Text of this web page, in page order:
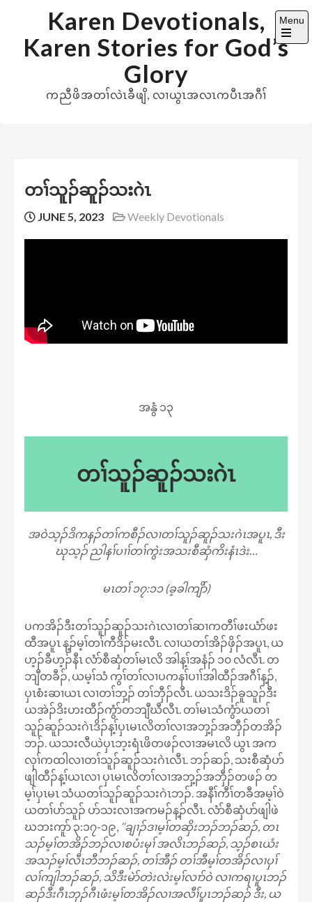
content
Karen Devotionals,
Karen Stories for God’s
Glory
ကညီဖိအတၢ်လဲၤခီဖျိ, လၢယွၤအလၤကပီၤအဂီၢ်
Menu
Open
the
တၢ်သူၣ်ဆူၣ်သးဂဲၤ
JUNE 5, 2023 Weekly Devotionals
အနွံ ၁၃
တၢ်သူၣ်ဆူၣ်သးဂဲၤ
အဝဲသ့ၣ်ဒိကနၣ်တၢ်ကစီၣ်လၢတၢ်သူၣ်ဆူၣ်သးဂဲၤအပူၤ, ဒီး
ဃုသ့ၣ် ညါနၢ်ပၢၢ်တၢ်ကွဲးအသးစီဆှံကိးနံၤဒဲး…
မၤတၢ် ၁၇:၁၁ (ခ့ခါကျိာ်)
ပကအိၣ်ဒီးတၢ်သူၣ်ဆူၣ်သးဂဲၤလၢတၢ်ဆၢကတီၢ်ဖးယံာ်ဖး
ထီအပူၤ န့ၣ်မ့ၢ်တၢ်ကီဒိၣ်မးလီၤ. လၢယတၢ်အိၣ်ဖှိၣ်အပူၤ, ယ
ဟ့ၣ်ခီဟ့ၣ်နီၤ လံာ်စီဆှံတၢ်မၤလိ အါန့ၢ်အနံၣ် ၁၀ လံလီၤ. တ
ဘျီတခီၣ်, ယမ့ၢ်သံ ကွၢ်တၢ်လၢပကနၢ်ပၢၢ်အါထီၣ်အဂီၢ်န့ၣ်,
ပှၤစံးဆၢယၤ လၢတၢ်ဘှ့ၣ် တၢ်ဘှီၣ်လီၤ. ယသးဒိၣ်ခူသူၣ်ဒီး
ယအဲၣ်ဒိးဟးထီၣ်ကွံာ်တဘျီဃီလီၤ. တၢ်မၤသံကွံာ်ယတၢ်
သူၣ်ဆူၣ်သးဂဲၤဒိၣ်န့ၢ်ပှၤမၤလိတၢ်လၢအဘှ့ၣ်အဘှီၣ်တအိၣ်
ဘၣ်. ယသးလီယဲပှၤဘ့းရံၤဖိတဖၣ်လၢအမၤလိ ယွၤ အက
လုၢ်ကထါလၢတၢ်သူၣ်ဆူၣ်သးဂဲၤလီၤ. ဘၣ်ဆၣ်, သးစီဆှံပာ်
ဖျါထီၣ်န့ၢ်ယၤလၢ ပှၤမၤလိတၢ်လၢအဘှ့ၣ်အဘှီၣ်တဖၣ် တ
မ့ၢ်ပှၤမၤ သံယတၢ်သူၣ်ဆူၣ်သးဂဲၤဘၣ်. အနီၢ်ကီၢ်တခီအမ့ၢ်ဝဲ
ယတၢ်ပာ်သူၣ် ပာ်သးလၢအကမၣ်န့ၣ်လီၤ. လံာ်စီဆှံပာ်ဖျါဖဲ
ဃဘးကူာ် ၃:၁၇-၁၉, ‘‘ချၢၣ်ဒၢမ့ၢ်တဆှိးဘၣ်ဘၣ်ဆၣ်, တၤ
သၣ်မ့ၢ်တအိၣ်ဘၣ်လၢစပံးမုၢ် အလိၤဘၣ်ဆၣ်, သ့ၣ်စၤယံး
အသၣ်မ့ၢ်လီၤဘီဘၣ်ဆၣ်, တၢ်အီၣ် တၢ်အီမ့ၢ်တအိၣ်လၢပှၢ်
လၢ်ကျါဘၣ်ဆၣ်, သိဒီးမဲာ်တဲးလဲးမ့ၢ်လၢာ်ဝဲ လၢကရၢပူၤဘၣ်
ဆၣ်ဒီးဂီၤဘုၣ်ဂီၤဖံးမ့ၢ်တအိၣ်လၢအလီၢ်ပူၤဘၣ်ဆၣ် ဒီး, ယ